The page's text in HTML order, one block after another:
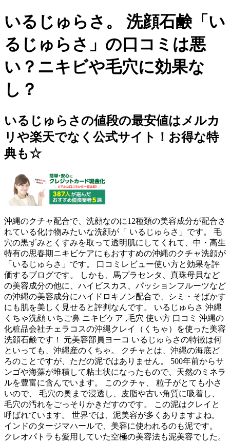
いるじゅらさ。 洗顔石鹸「い
るじゅらさ」の口コミは悪
い？ニキビや毛穴に効果な
し？
いるじゅらさの値段の最安値はメルカ
リや楽天でなく公式サイト！お得な特
典も☆
沖縄のクチャ配合で、洗顔なのに12種類の美容成分が配合さ
れている化け物みたいな洗顔が「 いるじゅらさ」です。 毛
穴の黒ずみとくすみを取って透明肌にしてくれて、中・高生
特有の思春期ニキビケアにもおすすめの沖縄のクチャ洗顔が
「いるじゅらさ」です。 口コミレビュー使い方と効果を評
価するブログです。 しかも、馬プラセンタ、真珠母貝など
の美容成分の他に、ハイビスカス、パッションフルーツなど
の沖縄の美容成分にハイドロキノン配合で、シミ・そばかす
にも肌を美しく見せると評判なんです。 いるじゅらさ 沖縄
くちゃ洗顔 いちご鼻 ニキビケア ,毛穴 使い方 口コミ 沖縄の
化粧品会社チェラコスの沖縄クレイ（くちゃ）を使った美容
洗顔石鹸です！ 元美容部員ヨーコ いるじゅらさの特徴は何
といっても、沖縄産のくちゃ。 クチャとは、沖縄の海底ど
ろのことですが、ただの泥ではありません。 500年前からサ
ンゴや海藻が堆積して粘土状になったもので、天然のミネラ
ルを豊富に含んでいます。 このクチャ、 粒子がとても小さ
いので、 毛穴の奥まで浸透し、皮脂や古い角質に吸着し、
毛穴の汚れをごっそりかきだすのです。 この泥はクレイと
呼ばれています。 世界では、泥美容が多くありますよね。
インドのタージマハールで、美容に使われるのも泥です。
クレオパトラも愛用していた空極の美容法も泥美容でした。